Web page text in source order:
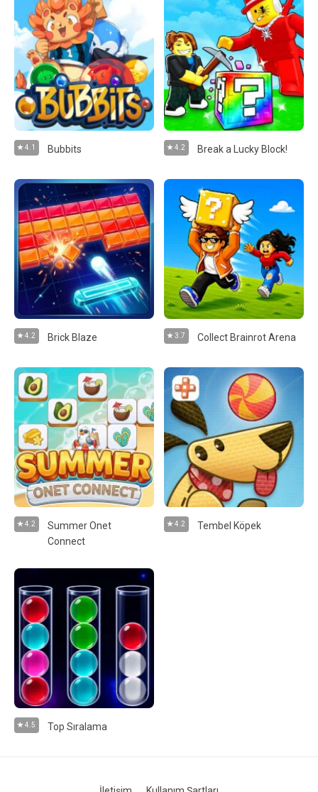
4.1 Bubbits 4.2 Break a Lucky Block!
4.2 Brick Blaze 3.7 Collect Brainrot Arena
4.2
Summer Onet
Connect
4.2 Tembel Köpek
4.5 Top Sıralama